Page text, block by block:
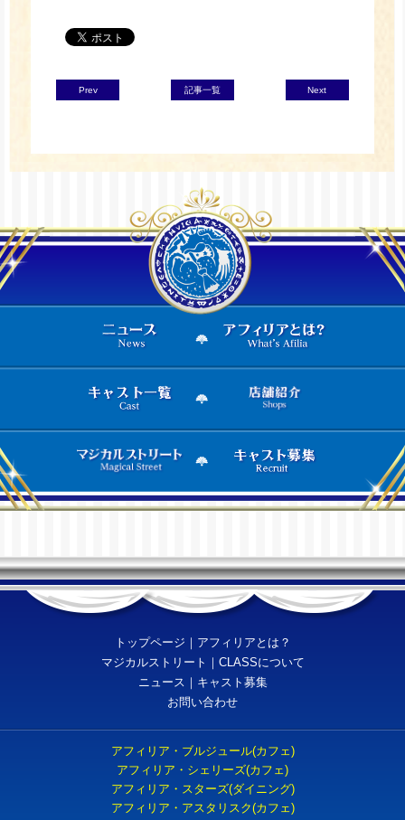
Prev 記事一覧 Next
トップページ ｜ アフィリアとは？
マジカルストリート ｜ CLASSについて
ニュース ｜ キャスト募集
お問い合わせ
アフィリア・ブルジュール(カフェ)
アフィリア・シェリーズ(カフェ)
アフィリア・スターズ(ダイニング)
アフィリア・アスタリスク(カフェ)